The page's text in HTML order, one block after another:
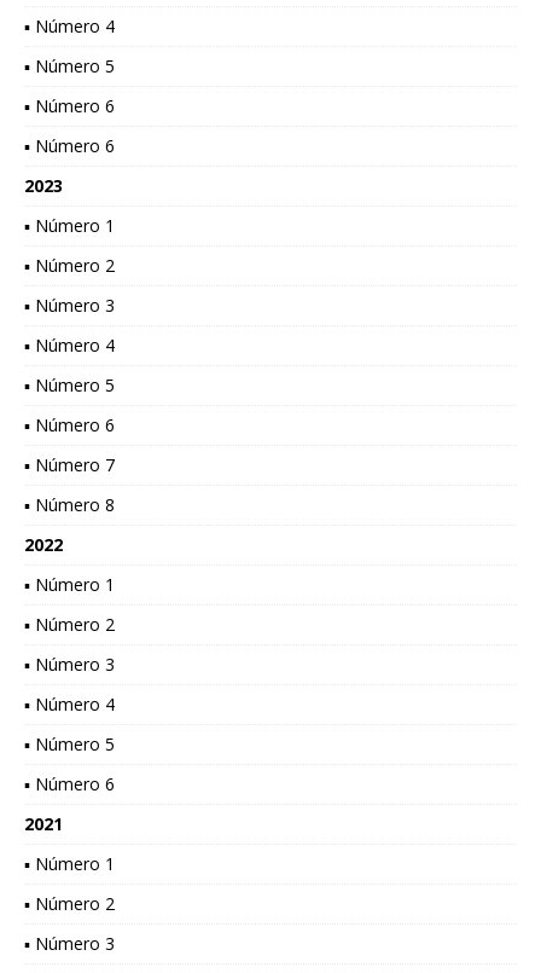
▪ Número 4
▪ Número 5
▪ Número 6
▪ Número 6
2023
▪ Número 1
▪ Número 2
▪ Número 3
▪ Número 4
▪ Número 5
▪ Número 6
▪ Número 7
▪ Número 8
2022
▪ Número 1
▪ Número 2
▪ Número 3
▪ Número 4
▪ Número 5
▪ Número 6
2021
▪ Número 1
▪ Número 2
▪ Número 3